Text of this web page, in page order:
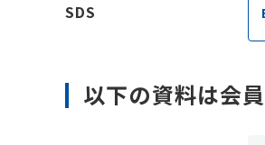
SDS
以下の資料は会員